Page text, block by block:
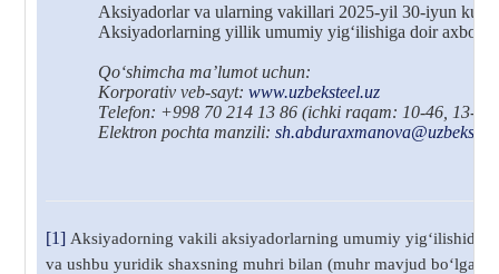
Aksiyadorlar va ularning vakillari 2025-yil 30-iyun kuni
Aksiyadorlarning yillik umumiy yig‘ilishiga doir
Qo‘shimchama’lumot uchun:
Korporativveb-sayt:www.uzbeksteel.uz
Telefon: +998 70 214 13 86 (ichki raqam: 10-46, 13-22)
Elektron pochta manzili:
[1] Aksiyadorning vakili aksiyadorlarning umumiy yig‘ilishida
va ushbu yuridik shaxsning muhri bilan (muhr mavjud bo‘lgan